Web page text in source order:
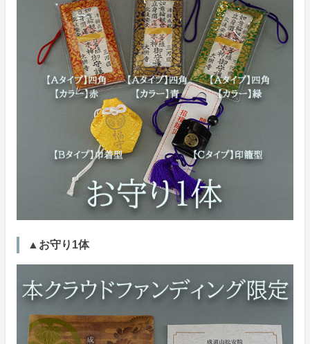
▲お守り1体